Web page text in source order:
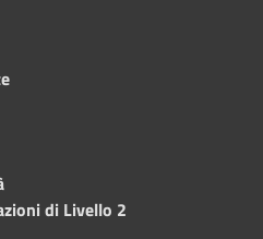
di Livello 2